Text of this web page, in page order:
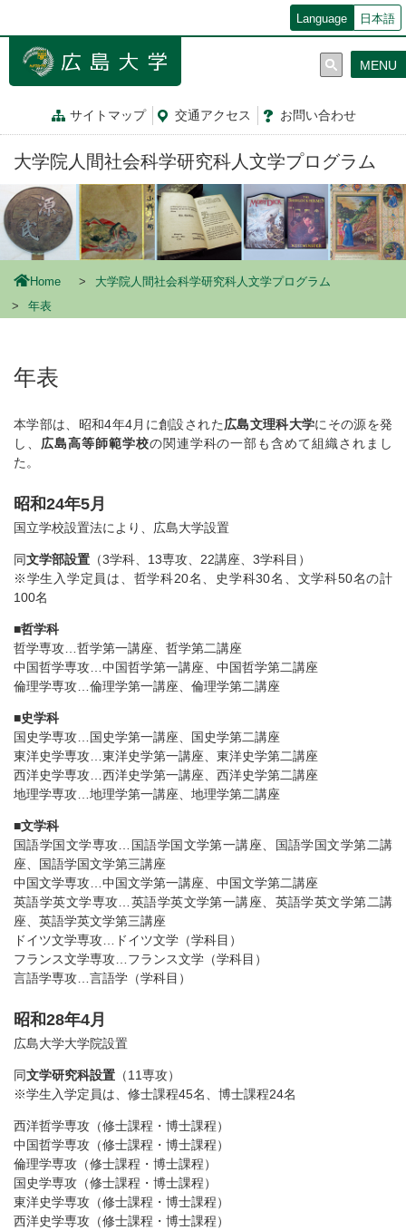
ン
動
Language 日本語
サイトマップ 交通アクセス お問い合わせ
MENU
大学院人間社会科学研究科人文学プログラム
Home
大学院人間社会科学研究科人文学プログラム
年表
年表
本学部は、昭和4年4月に創設された広島文理科大学にその源を発
し、 広島高等師範学校の関連学科の一部も含めて組織されまし
た。
昭和24年5月
国立学校設置法により、広島大学設置
同文学部設置 （3学科、13専攻、22講座、3学科目）
※学生入学定員は、哲学科20名、史学科30名、文学科50名の計
100名
■哲学科
哲学専攻…哲学第一講座、哲学第二講座
中国哲学専攻…中国哲学第一講座、中国哲学第二講座
倫理学専攻…倫理学第一講座、倫理学第二講座
■史学科
国史学専攻…国史学第一講座、国史学第二講座
東洋史学専攻…東洋史学第一講座、東洋史学第二講座
西洋史学専攻…西洋史学第一講座、西洋史学第二講座
地理学専攻…地理学第一講座、地理学第二講座
■文学科
国語学国文学専攻…国語学国文学第一講座、国語学国文学第二講
座、国語学国文学第三講座
中国文学専攻…中国文学第一講座、中国文学第二講座
英語学英文学専攻…英語学英文学第一講座、英語学英文学第二講
座、英語学英文学第三講座
ドイツ文学専攻…ドイツ文学（学科目）
フランス文学専攻…フランス文学（学科目）
言語学専攻…言語学（学科目）
昭和28年4月
広島大学大学院設置
同文学研究科設置 （11専攻）
※学生入学定員は、修士課程45名、博士課程24名
西洋哲学専攻（修士課程・博士課程）
中国哲学専攻（修士課程・博士課程）
倫理学専攻（修士課程・博士課程）
国史学専攻（修士課程・博士課程）
東洋史学専攻（修士課程・博士課程）
西洋史学専攻（修士課程・博士課程）